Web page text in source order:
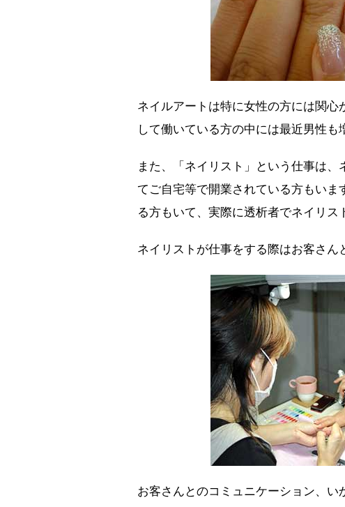
ネイルアートは特に女性の方には関
して働いている方の中には最近男性も
また、「ネイリスト」という仕事は
てご自宅等で開業されている方もい
る方もいて、実際に透析者でネイリス
ネイリストが仕事をする際はお客さん
お客さんとのコミュニケーション、